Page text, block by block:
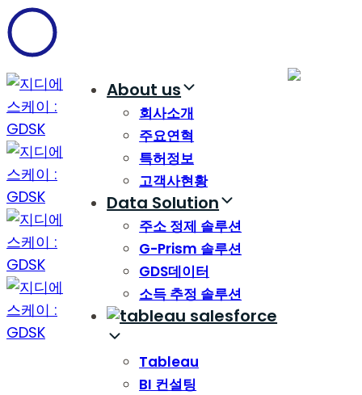
Skip
links
Skip
to
content
About us
회사소개
주요연혁
특허정보
고객사현황
Data Solution
주소 정제 솔루션
G-Prism 솔루션
GDS데이터
소득 추정 솔루션
Tableau
BI 컨설팅